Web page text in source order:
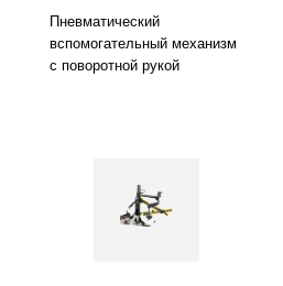
Пневматический
вспомогательный механизм
с поворотной рукой